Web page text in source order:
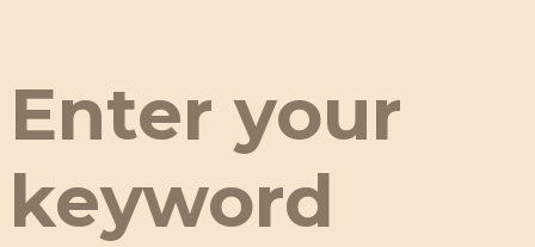
Enter your
keyword